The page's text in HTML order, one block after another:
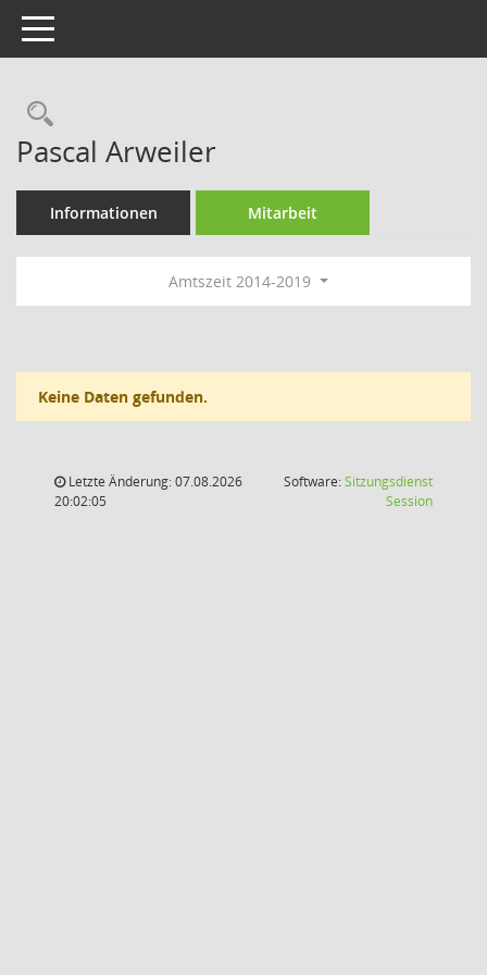
Toggle navigation
Rechercheauswahl
Pascal Arweiler
Informationen Mitarbeit
Amtszeit 2014-2019
Keine Daten gefunden.
Letzte Änderung: 07.08.2026
20:02:05
Software:Sitzungsdienst
Session(Wird in